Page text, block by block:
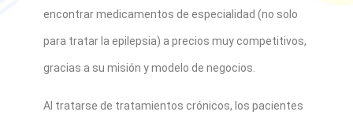
encontrar medicamentos de especialidad (no solo
para tratar la epilepsia) a precios muy competitivos,
gracias a su misión y modelo de negocios.
Al tratarse de tratamientos crónicos, los pacientes